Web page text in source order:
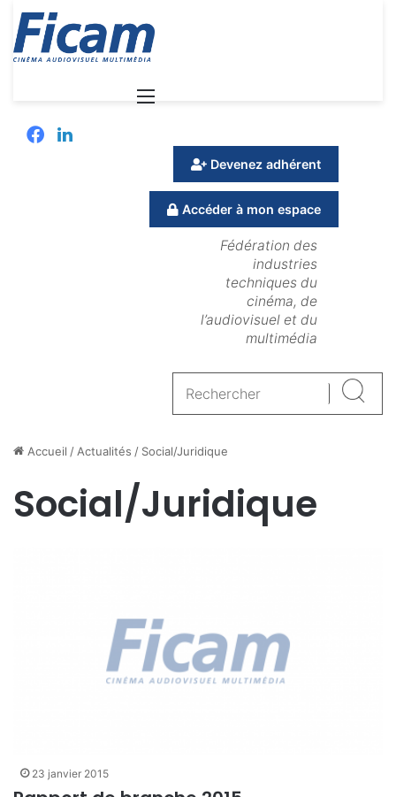
Facebook
Devenez adhérent
Accéder à mon espace
Fédération des
industries
techniques du
cinéma, de
l’audiovisuel et du
multimédia
Accueil / Actualités / Social/Juridique
Social/Juridique
23 janvier 2015